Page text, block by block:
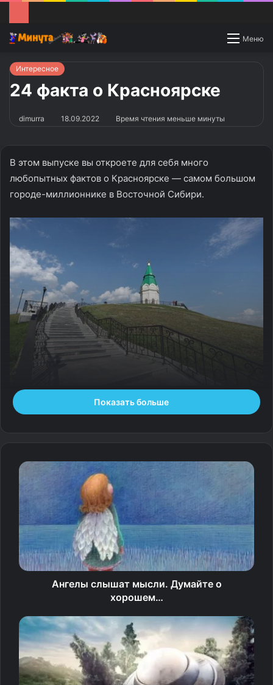
Меню
Switch
Интересное
24 факта о Красноярске
dimurra 18.09.2022 Время чтения меньше минуты
В этом выпуске вы откроете для себя много
любопытных фактов о Красноярске — самом большом
городе-миллионнике в Восточной Сибири.
24 факта о Красноярске
любопытных фактов о Красноярске — самом большом
городе-миллионнике в Восточной Сибири.
2022-09-18T07:15:42+03:00
Показать больше
Ангелы слышат мысли. Думайте о
хорошем…